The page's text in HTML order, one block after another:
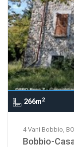
266m2
4 Vani Bobbio,
Bobbio-